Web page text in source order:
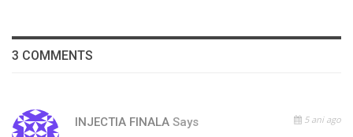
3 COMMENTS
INJECTIA FINALA Says 5 ani ago